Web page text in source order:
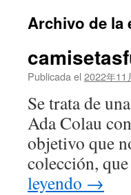
contenido
Archivo de la
Publicada el 2022年11
Se trata de
Ada Colau
objetivo que
colección,
leyendo →